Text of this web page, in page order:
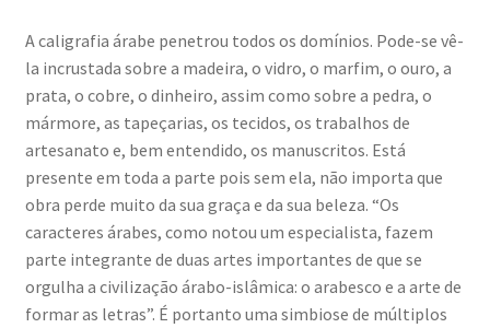
A caligrafia árabe penetrou todos os domínios. Pode-se vê-
la incrustada sobre a madeira, o vidro, o marfim, o ouro, a
prata, o cobre, o dinheiro, assim como sobre a pedra, o
mármore, as tapeçarias, os tecidos, os trabalhos de
artesanato e, bem entendido, os manuscritos. Está
presente em toda a parte pois sem ela, não importa que
obra perde muito da sua graça e da sua beleza. “Os
caracteres árabes, como notou um especialista, fazem
parte integrante de duas artes importantes de que se
orgulha a civilização árabo-islâmica: o arabesco e a arte de
formar as letras”. É portanto uma simbiose de múltiplos